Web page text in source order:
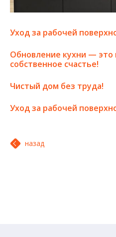
Уход за рабочей
Обновление кухни — это
собственное счастье!
Чистый дом без труда!
Уход за рабочей
назад